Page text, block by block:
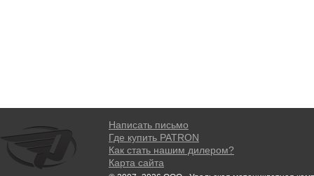
Написать письмо
Где купить PATRON
Как стать нашим дилером?
Карта сайта